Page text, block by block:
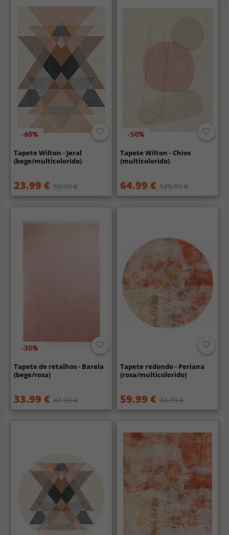
-60%
Tapete Wilton - Jeral
(bege/multicolorido)
23.99 € 59.99 €
-50%
Tapete Wilton - Chios
(multicolorido)
64.99 € 129.99 €
-30%
Tapete de retalhos - Barela
(bege/rosa)
33.99 € 47.99 €
Tapete redondo - Periana
(rosa/multicolorido)
59.99 € 84.99 €